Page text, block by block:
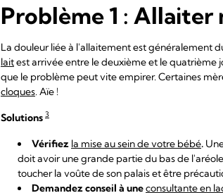
Problème 1 : Allaiter
La douleur liée à l'allaitement est généralement
laitest arrivée entre le deuxième et le quatrième
que le problème peut vite empirer. Certaines
cloques. Aïe !
Solutions 3
Vérifiez la mise au sein de votre bébé.
doit avoir une grande partie du bas de
toucher la voûte de son palais et être
Demandez conseil à uneconsultante en